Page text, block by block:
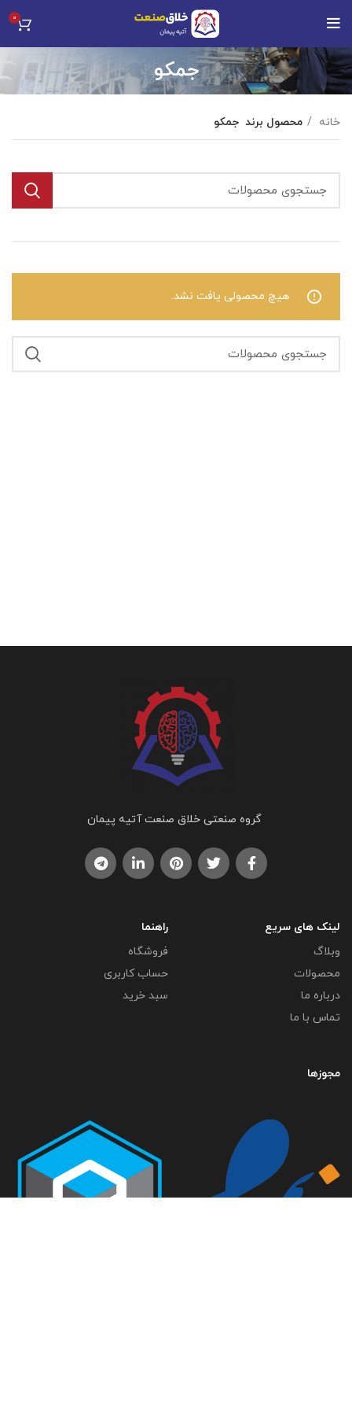
0
جمکو
خانه محصول برند جمکو
هیچ محصولی یافت نشد.
گروه صنعتی خلاق صنعت آتیه پیمان
لینک های سریع
وبلاگ
محصولات
درباره ما
تماس با ما
راهنما
فروشگاه
حساب کاربری
سبد خرید
مجوزها